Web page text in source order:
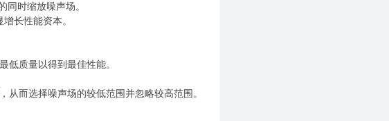
时缩放噪声场。
长性能资本。
低质量以得到最佳性能。
而选择噪声场的较低范围并忽略较高范围。